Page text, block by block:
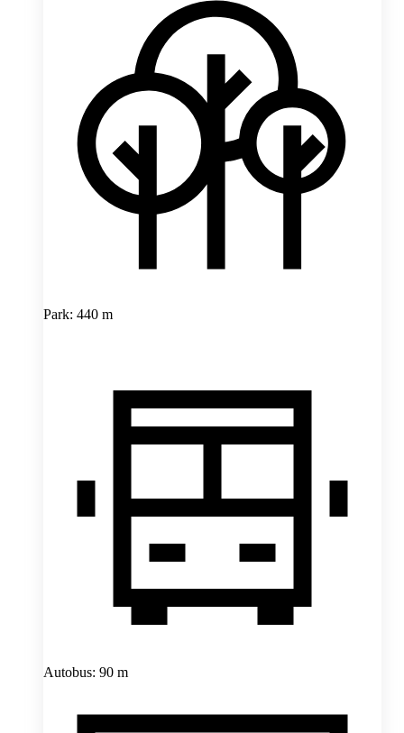
Park: 440 m
Autobus: 90 m